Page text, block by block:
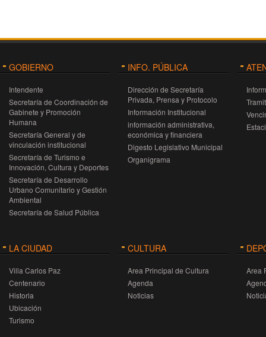
GOBIERNO
Intendente
Secretaría de Coordinación de
Gabinete y Promoción
Humana
Secretaría General y de
vinculación institucional
Secretaría de Turismo e
Innovación, Cultura y Deportes
Secretaría de Desarrollo
Urbano Comunitario y Gestión
Ambiental
Secretaría de Salud Pública
INFO. PÚBLICA
Dirección de Secretaría
Privada, Prensa y Protocolo
Información Institucional
información administrativa,
económica y financiera
Digesto Legislativo Municipal
Organigrama
LA CIUDAD
Villa Carlos Paz
Centenario
Historia
Ubicación
Turismo
CULTURA
Area Principal de Cultura
Agenda
Noticias
Area